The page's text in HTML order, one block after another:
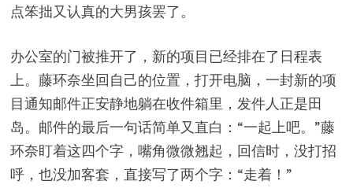
点笨拙又认真的大男孩罢了。
办公室的门被推开了，新的项目已经排在了日程表
上。藤环奈坐回自己的位置，打开电脑，一封新的项
目通知邮件正安静地躺在收件箱里，发件人正是田
岛。邮件的最后一句话简单又直白：“一起上吧。”藤
环奈盯着这四个字，嘴角微微翘起，回信时，没打招
呼，也没加客套，直接写了两个字：“走着！”